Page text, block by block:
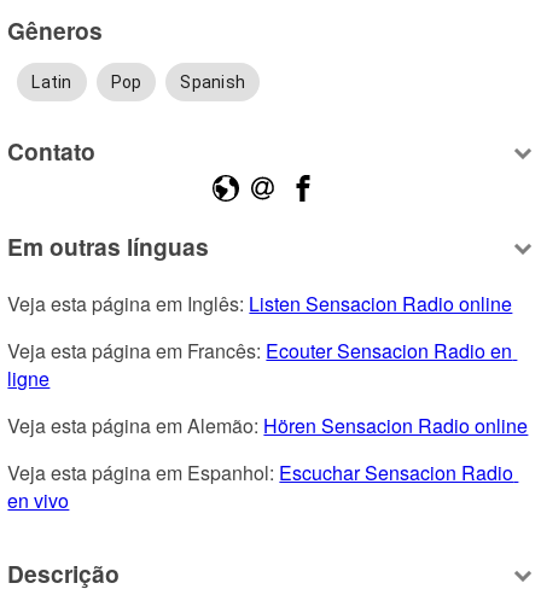
Gêneros
Latin Pop Spanish
Contato
Em outras línguas
Veja esta página em Inglês: Listen Sensacion Radio online
Veja esta página em Francês: Ecouter Sensacion Radio en
ligne
Veja esta página em Alemão: Hören Sensacion Radio online
Veja esta página em Espanhol: Escuchar Sensacion Radio
en vivo
Descrição